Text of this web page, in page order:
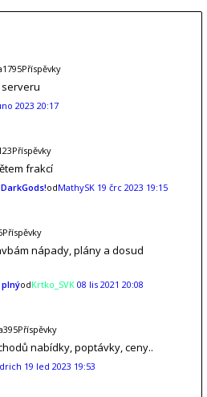
2023 20:17
frakcí
odMathySK 19 črc 2023 19:15
nápady, plány a dosud
plnýodKrtko_SVK 08 lis 2021 20:08
nabídky, poptávky, ceny..
19 led 2023 19:53